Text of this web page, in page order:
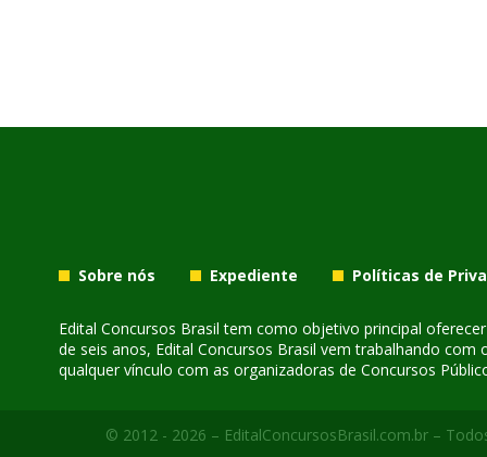
Sobre nós Expediente Políticas de
Edital Concursos Brasil tem como objetivo principal
de seis anos, Edital Concursos Brasil vem trabalhando
qualquer vínculo com as organizadoras de Concursos
© 2012 - 2026 – EditalConcursosBrasil.com.br –